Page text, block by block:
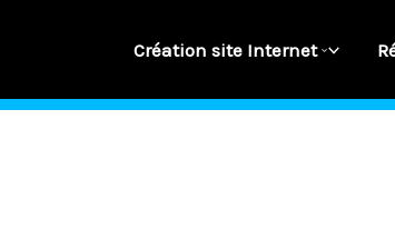
Création site Internet